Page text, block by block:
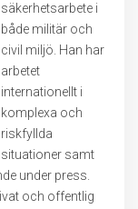
säkerhetsarbete i
både militär och
civil miljö. Han har
arbetet
internationellt i
komplexa och
riskfyllda
situationer samt
under press.
och offentlig